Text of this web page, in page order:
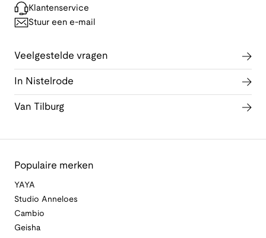
Klantenservice
Stuur een e-mail
Veelgestelde vragen
In Nistelrode
Van Tilburg
Populaire merken
YAYA
Studio Anneloes
Cambio
Geisha